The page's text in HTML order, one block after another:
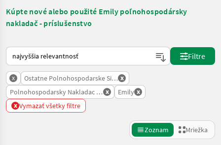
Kúpte nové alebo použité Emily poľnohospodársky
nakladač - príslušenstvo
Takto sa vykonáva triedenie na Landwirt.com
Filtre
x Ostatne Polnohospodarske Silove Stroje
x
Polnohospodarsky Nakladac Prislusenstvo
x Emily x
x Vymazať všetky filtre
Zoznam Mriežka